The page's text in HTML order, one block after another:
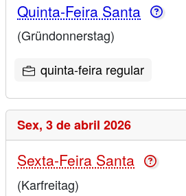
Quinta-Feira Santa
(Gründonnerstag)
quinta-feira regular
Sex, 3 de abril 2026
Sexta-Feira Santa
(Karfreitag)